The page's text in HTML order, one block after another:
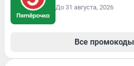
До 31 августа, 2026
Все промокоды